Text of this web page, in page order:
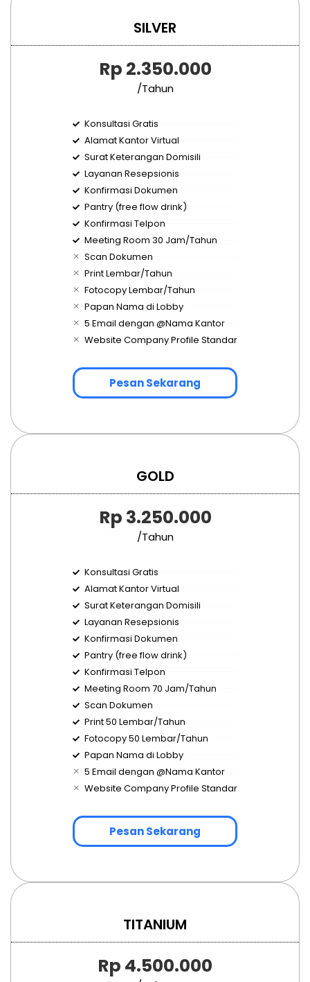
SILVER
Rp 2.350.000
/Tahun
Konsultasi Gratis
Alamat Kantor Virtual
Surat Keterangan Domisili
Layanan Resepsionis
Konfirmasi Dokumen
Pantry (free flow drink)
Konfirmasi Telpon
Meeting Room 30 Jam/Tahun
Scan Dokumen
Print Lembar/Tahun
Fotocopy Lembar/Tahun
Papan Nama di Lobby
5 Email dengan @Nama Kantor
Website Company Profile Standar
Pesan Sekarang
GOLD
Rp 3.250.000
/Tahun
Konsultasi Gratis
Alamat Kantor Virtual
Surat Keterangan Domisili
Layanan Resepsionis
Konfirmasi Dokumen
Pantry (free flow drink)
Konfirmasi Telpon
Meeting Room 70 Jam/Tahun
Scan Dokumen
Print 50 Lembar/Tahun
Fotocopy 50 Lembar/Tahun
Papan Nama di Lobby
5 Email dengan @Nama Kantor
Website Company Profile Standar
Pesan Sekarang
TITANIUM
Rp 4.500.000